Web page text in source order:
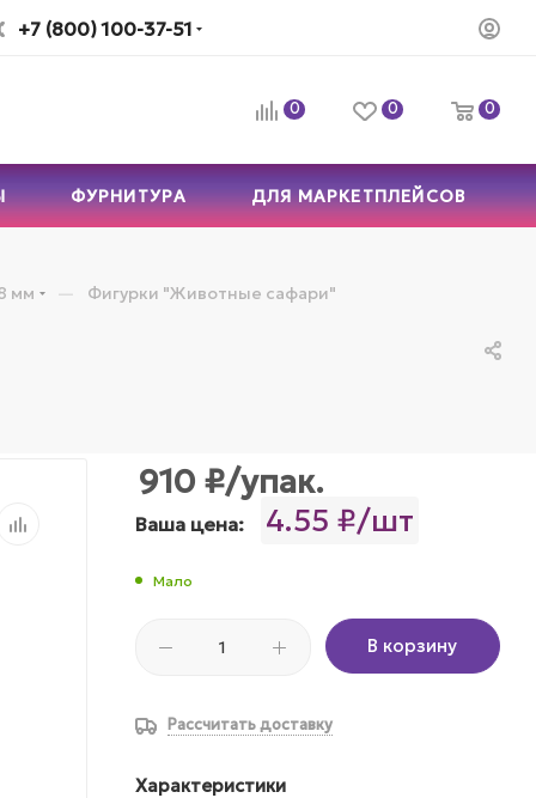
+7 (800) 100-37-51
0 0 0
ФУРНИТУРА ДЛЯ МАРКЕТПЛЕЙСОВ
мм — Фигурки "Животные сафари"
910 ₽/упак.
Ваша цена: 4.55 ₽/шт
Мало
В корзину
Рассчитать доставку
Характеристики